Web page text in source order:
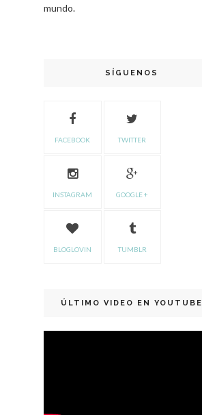
mundo.
SÍGUENOS
FACEBOOK TWITTER
INSTAGRAM GOOGLE +
BLOGLOVIN TUMBLR
ÚLTIMO VIDEO EN YOUTUBE